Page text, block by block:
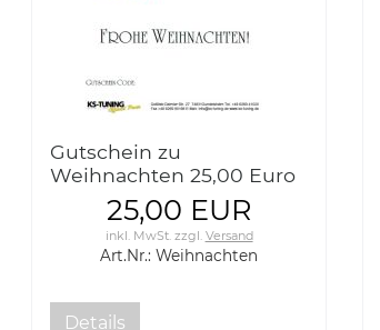
Gutschein zu
Weihnachten 25,00 Euro
25,00 EUR
inkl. MwSt.zzgl. Versand
Art.Nr.: Weihnachten
Details